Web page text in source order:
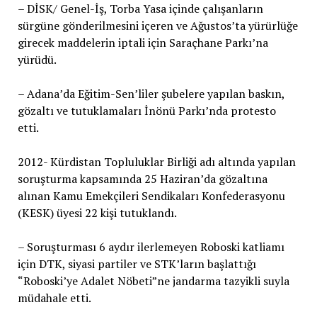
– DİSK/ Genel-İş, Torba Yasa içinde çalışanların
sürgüne gönderilmesini içeren ve Ağustos’ta yürürlüğe
girecek maddelerin iptali için Saraçhane Parkı’na
yürüdü.
– Adana’da Eğitim-Sen’liler şubelere yapılan baskın,
gözaltı ve tutuklamaları İnönü Parkı’nda protesto
etti.
2012- Kürdistan Topluluklar Birliği adı altında yapılan
soruşturma kapsamında 25 Haziran’da gözaltına
alınan Kamu Emekçileri Sendikaları Konfederasyonu
(KESK) üyesi 22 kişi tutuklandı.
– Soruşturması 6 aydır ilerlemeyen Roboski katliamı
için DTK, siyasi partiler ve STK’ların başlattığı
“Roboski’ye Adalet Nöbeti”ne jandarma tazyikli suyla
müdahale etti.